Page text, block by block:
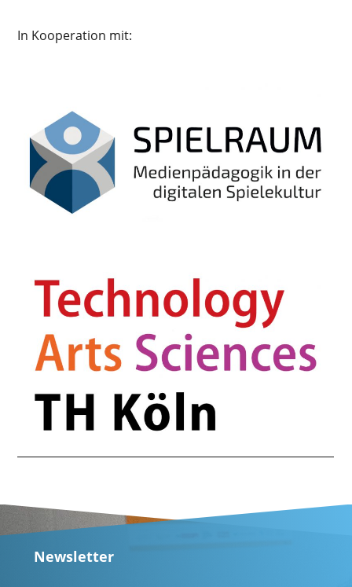
In Kooperation mit:
Newsletter